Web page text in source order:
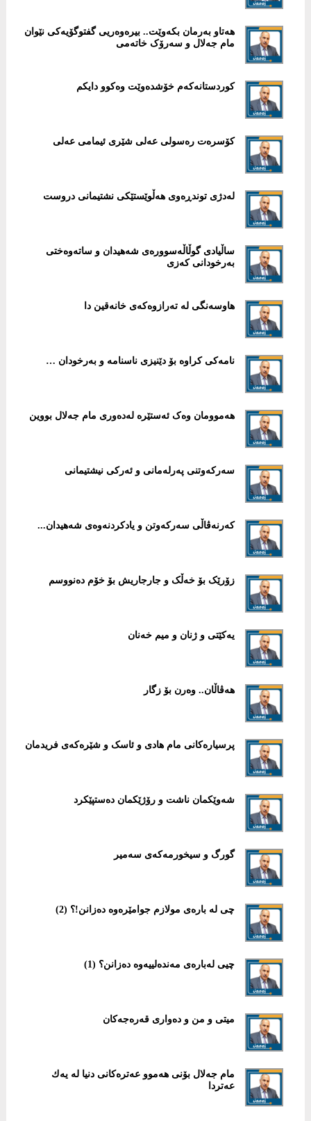
هەتاو بەرمان بکەوێت.. بیرەوەریی گفتوگۆیەکی نێوان
مام جەلال و سەرۆک خاتەمی
کوردستانەکەم خۆشدەوێت وەکوو دایکم
کۆسرەت رەسولی عەلی شێری ئیمامی عەلی
لەدژی توندڕەوی هەڵوێستێکی نشتیمانی دروست
ساڵیادی گوڵاڵەسوورەی شەهیدان و ساتەوەختی
بەرخودانی کەزی
هاوسەنگی لە تەرازوەکەی خانەقین دا
نامەکی کراوە بۆ دێنیزی ناسنامە و بەرخودان …
هەموومان وەک ئەستێرە لەدەوری مام جەلال بووین
سەرکەوتنی پەرلەمانی و ئەرکی نیشتیمانی
کەرنەڤاڵی سەرکەوتن و یادکردنەوەی شەهیدان...
زۆرێک بۆ خەڵک و جارجاریش بۆ خۆم دەنووسم
یەکێتی و ژنان و میم خەنان
هەڤاڵان.. وەرن بۆ زگار
پرسیارەکانی مام هادی و ئاسک و شێرەکەی فريدمان
شەوێکمان ناشت و رۆژێکمان دەستپێکرد
گورگ و سیخورمەکەی سەمیر
چی لە بارەی مولازم جوامێرەوە دەزانن!؟ (2)
چیی لەبارەی مەندەلییەوە دەزانن؟ (1)
میتی و من و دەواری قەرەجەکان
مام جەلال بۆنی هەموو عەترەكانی دنیا لە یەك
عەتردا